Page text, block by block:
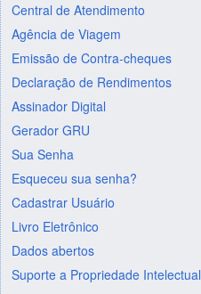
Central de Atendimento
Agência de Viagem
Emissão de Contra-cheques
Declaração de Rendimentos
Assinador Digital
Gerador GRU
Sua Senha
Esqueceu sua senha?
Cadastrar Usuário
Livro Eletrônico
Dados abertos
Suporte a Propriedade Intelectual